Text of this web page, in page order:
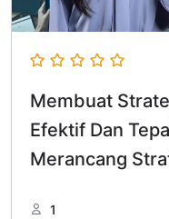
Membuat
Efektif Dan
Merancang
1